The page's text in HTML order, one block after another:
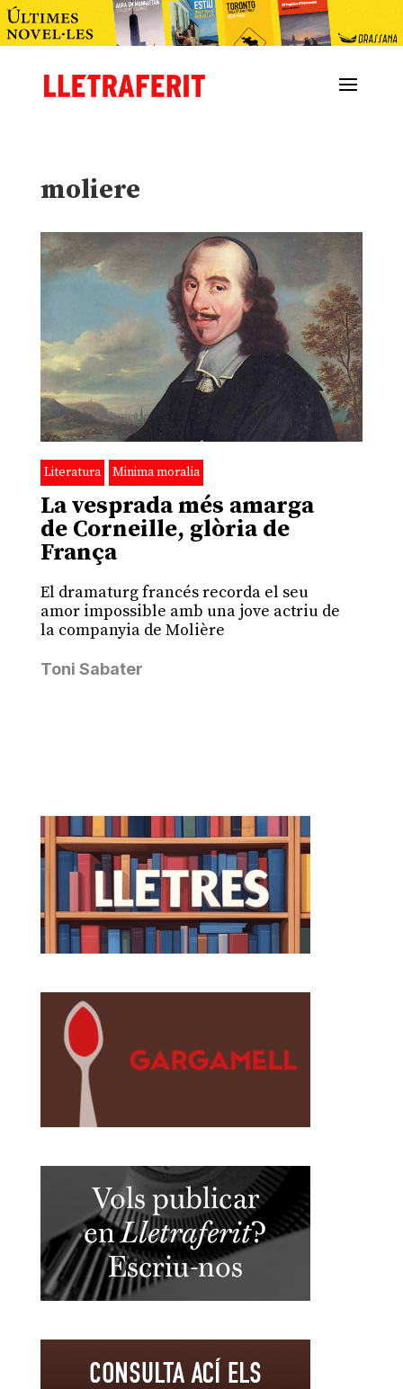
moliere
Literatura Minima moralia
La vesprada més amarga
de Corneille, glòria de
França
El dramaturg francés recorda el seu
amor impossible amb una jove actriu de
la companyia de Molière
Toni Sabater